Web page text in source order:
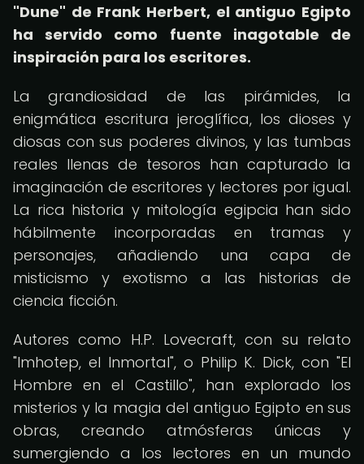
"Dune" de Frank Herbert, el antiguo Egipto
ha servido como fuente inagotable de
inspiración para los escritores.
La grandiosidad de las pirámides, la
enigmática escritura jeroglífica, los dioses y
diosas con sus poderes divinos, y las tumbas
reales llenas de tesoros han capturado la
imaginación de escritores y lectores por igual.
La rica historia y mitología egipcia han sido
hábilmente incorporadas en tramas y
personajes, añadiendo una capa de
misticismo y exotismo a las historias de
ciencia ficción.
Autores como H.P. Lovecraft, con su relato
"Imhotep, el Inmortal", o Philip K. Dick, con "El
Hombre en el Castillo", han explorado los
misterios y la magia del antiguo Egipto en sus
obras, creando atmósferas únicas y
sumergiendo a los lectores en un mundo